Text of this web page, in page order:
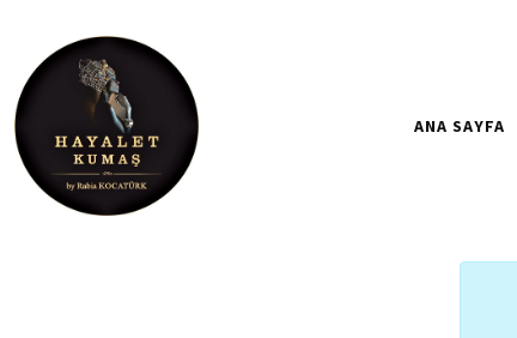
ANA SAYFA